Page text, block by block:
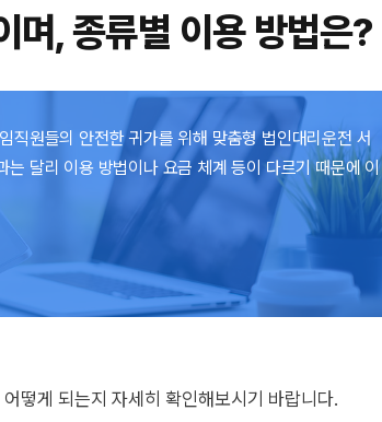
며, 종류별 이용 방법은?
직원들의 안전한 귀가를 위해 맞춤형 법인대리운전 서
달리 이용 방법이나 요금 체계 등이 다르기 때문에 이
떻게 되는지 자세히 확인해보시기 바랍니다.